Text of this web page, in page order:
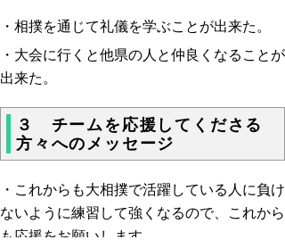
・相撲を通じて礼儀を学ぶことが出来た。
・大会に行くと他県の人と仲良くなることが
出来た。
３ チームを応援してくださる
方々へのメッセージ
・これからも大相撲で活躍している人に負け
ないように練習して強くなるので、これから
も応援をお願いします。